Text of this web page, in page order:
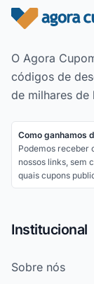
Rodapé
O Agora
códigos de
de milhares de
Como ganhamos
Podemos receber
nossos links, sem
quais cupons
Institucional
Sobre nós